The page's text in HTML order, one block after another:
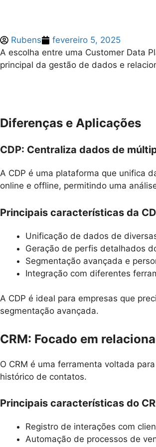
Rubens
fevereiro 5, 2025
A escolha entre uma Customer Data
principal da gestão de dados e
Diferenças e Aplicações
CDP: Centraliza dados de
A CDP é uma plataforma que unifica
online e offline, permitindo uma
Principais características da
Unificação de dados de
Geração de perfis detalhados
Segmentação avançada e
Integração com diferentes
A CDP é ideal para empresas que
segmentação avançada.
CRM: Focado em
O CRM é uma ferramenta voltada
histórico de contatos.
Principais características do
Registro de interações com
Automação de processos de